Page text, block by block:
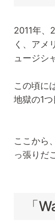
2011年、
く、アメ
ュージシ
この頃に
地獄の1
ここから
っ張りだ
「